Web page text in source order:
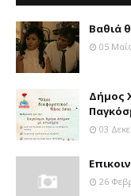
Βαθιά
05
Δήμος
03
26